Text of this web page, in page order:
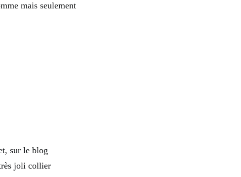
mais seulement
sur le blog
joli collier